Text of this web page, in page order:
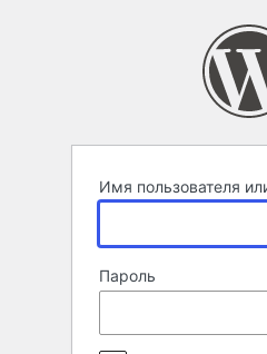
Имя пользователя
Пароль